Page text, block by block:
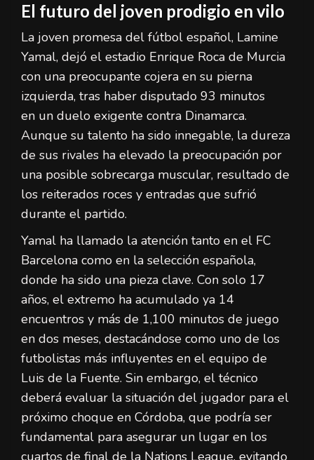
El futuro del joven prodigio en vilo
La joven promesa del fútbol español, Lamine
Yamal, dejó el estadio Enrique Roca de Murcia
con una preocupante cojera en su pierna
izquierda, tras haber disputado 93 minutos
en un duelo exigente contra Dinamarca.
Aunque su talento ha sido innegable, la dureza
de sus rivales ha elevado la preocupación por
una posible sobrecarga muscular, resultado de
los reiterados roces y entradas que sufrió
durante el partido.
Yamal ha llamado la atención tanto en el FC
Barcelona como en la selección española,
donde ha sido una pieza clave. Con solo 17
años, el extremo ha acumulado ya 14
encuentros y más de 1,100 minutos de juego
en dos meses, destacándose como uno de los
futbolistas más influyentes en el equipo de
Luis de la Fuente. Sin embargo, el técnico
deberá evaluar la situación del jugador para el
próximo choque en Córdoba, que podría ser
fundamental para asegurar un lugar en los